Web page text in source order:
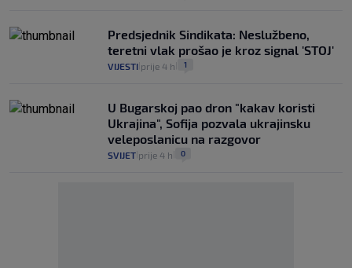
Predsjednik Sindikata: Neslužbeno,
teretni vlak prošao je kroz signal 'STOJ'
VIJESTI prije 4 h 1
U Bugarskoj pao dron "kakav koristi
Ukrajina", Sofija pozvala ukrajinsku
veleposlanicu na razgovor
SVIJET prije 4 h 0